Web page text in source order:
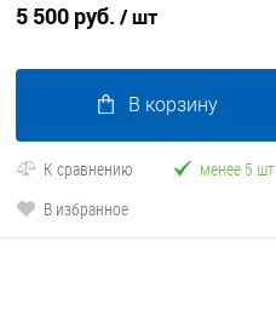
5 500 руб. / шт
В корзину
К сравнению
менее 5 шт
В избранное